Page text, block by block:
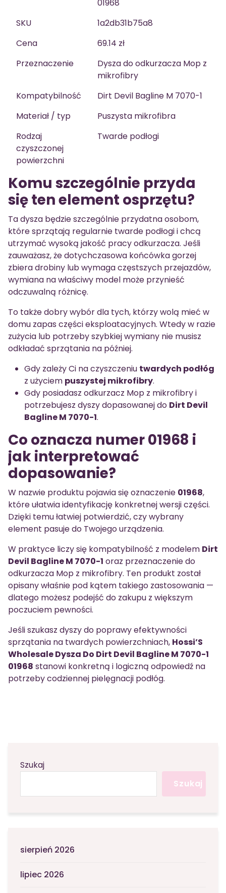
01968
SKU
1a2db31b75a8
Cena
69.14 zł
Przeznaczenie
Dysza do odkurzacza Mop z
mikrofibry
Kompatybilność
Dirt Devil Bagline M 7070-1
Materiał / typ
Puszysta mikrofibra
Rodzaj
czyszczonej
powierzchni
Twarde podłogi
Komu szczególnie przyda
się ten element osprzętu?
Ta dysza będzie szczególnie przydatna osobom,
które sprzątają regularnie twarde podłogi i chcą
utrzymać wysoką jakość pracy odkurzacza. Jeśli
zauważasz, że dotychczasowa końcówka gorzej
zbiera drobiny lub wymaga częstszych przejazdów,
wymiana na właściwy model może przynieść
odczuwalną różnicę.
To także dobry wybór dla tych, którzy wolą mieć w
domu zapas części eksploatacyjnych. Wtedy w razie
zużycia lub potrzeby szybkiej wymiany nie musisz
odkładać sprzątania na później.
Gdy zależy Ci na czyszczeniu twardych podłóg
z użyciem puszystej mikrofibry.
Gdy posiadasz odkurzacz Mop z mikrofibry i
potrzebujesz dyszy dopasowanej do Dirt Devil
Bagline M 7070-1.
Co oznacza numer 01968 i
jak interpretować
dopasowanie?
W nazwie produktu pojawia się oznaczenie 01968,
które ułatwia identyfikację konkretnej wersji części.
Dzięki temu łatwiej potwierdzić, czy wybrany
element pasuje do Twojego urządzenia.
W praktyce liczy się kompatybilność z modelem Dirt
Devil Bagline M 7070-1 oraz przeznaczenie do
odkurzacza Mop z mikrofibry. Ten produkt został
opisany właśnie pod kątem takiego zastosowania —
dlatego możesz podejść do zakupu z większym
poczuciem pewności.
Jeśli szukasz dyszy do poprawy efektywności
sprzątania na twardych powierzchniach, Hossi’S
Wholesale Dysza Do Dirt Devil Bagline M 7070-1
01968 stanowi konkretną i logiczną odpowiedź na
potrzeby codziennej pielęgnacji podłóg.
Szukaj
Szukaj
sierpień 2026
lipiec 2026